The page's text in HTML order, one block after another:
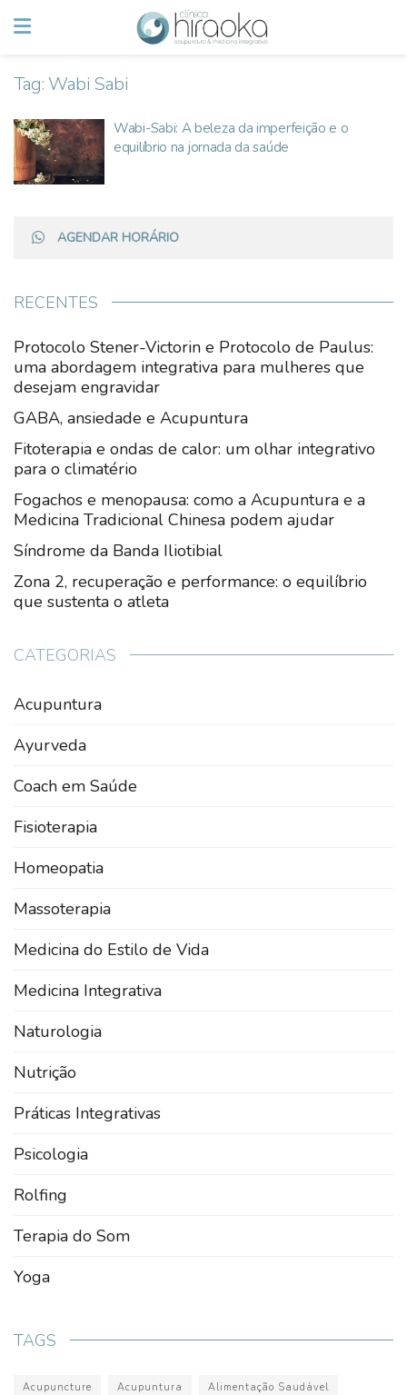
Tag: Wabi Sabi
Wabi-Sabi: A beleza da imperfeição e o
equilíbrio na jornada da saúde
AGENDAR HORÁRIO
RECENTES
Protocolo Stener-Victorin e Protocolo de Paulus:
uma abordagem integrativa para mulheres que
desejam engravidar
GABA, ansiedade e Acupuntura
Fitoterapia e ondas de calor: um olhar integrativo
para o climatério
Fogachos e menopausa: como a Acupuntura e a
Medicina Tradicional Chinesa podem ajudar
Síndrome da Banda Iliotibial
Zona 2, recuperação e performance: o equilíbrio
que sustenta o atleta
CATEGORIAS
Acupuntura
Ayurveda
Coach em Saúde
Fisioterapia
Homeopatia
Massoterapia
Medicina do Estilo de Vida
Medicina Integrativa
Naturologia
Nutrição
Práticas Integrativas
Psicologia
Rolfing
Terapia do Som
Yoga
TAGS
Acupuncture Acupuntura Alimentação Saudável